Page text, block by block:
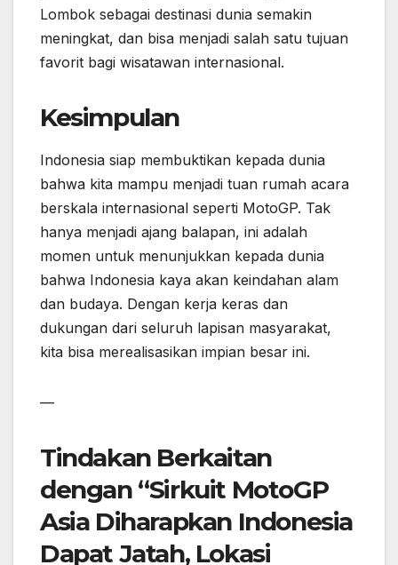
Lombok sebagai destinasi dunia semakin
meningkat, dan bisa menjadi salah satu tujuan
favorit bagi wisatawan internasional.
Kesimpulan
Indonesia siap membuktikan kepada dunia
bahwa kita mampu menjadi tuan rumah acara
berskala internasional seperti MotoGP. Tak
hanya menjadi ajang balapan, ini adalah
momen untuk menunjukkan kepada dunia
bahwa Indonesia kaya akan keindahan alam
dan budaya. Dengan kerja keras dan
dukungan dari seluruh lapisan masyarakat,
kita bisa merealisasikan impian besar ini.
—
Tindakan Berkaitan
dengan “Sirkuit MotoGP
Asia Diharapkan Indonesia
Dapat Jatah, Lokasi